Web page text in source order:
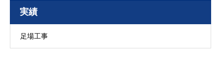
実績
足場工事